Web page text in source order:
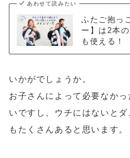
あわせて読みたい
ふたご抱っ
ー】は2本
も使える！
いかがでしょうか。
お子さんによって必要なか
いですし、ウチにはないと
もたくさんあると思います。